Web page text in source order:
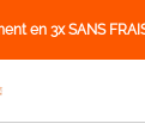
en 3x SANS